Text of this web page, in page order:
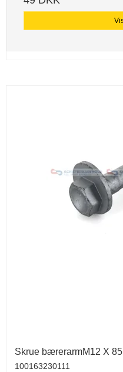
Skrue bærerarmM12 X
100163230111